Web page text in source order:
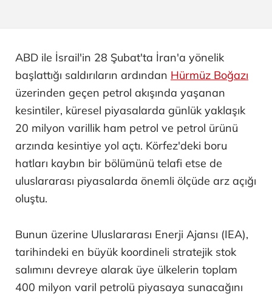
ABD ile İsrail'in 28 Şubat'ta İran'a yönelik
başlattığı saldırıların ardından Hürmüz Boğazı
üzerinden geçen petrol akışında yaşanan
kesintiler, küresel piyasalarda günlük yaklaşık
20 milyon varillik ham petrol ve petrol ürünü
arzında kesintiye yol açtı. Körfez'deki boru
hatları kaybın bir bölümünü telafi etse de
uluslararası piyasalarda önemli ölçüde arz açığı
oluştu.
Bunun üzerine Uluslararası Enerji Ajansı (IEA),
tarihindeki en büyük koordineli stratejik stok
salımını devreye alarak üye ülkelerin toplam
400 milyon varil petrolü piyasaya sunacağını